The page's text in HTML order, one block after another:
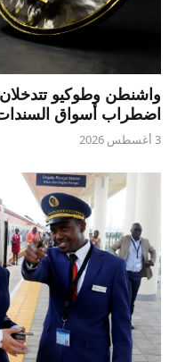
واشنطن وطوكيو
اضطراب أسواق
3 أغسطس 2026